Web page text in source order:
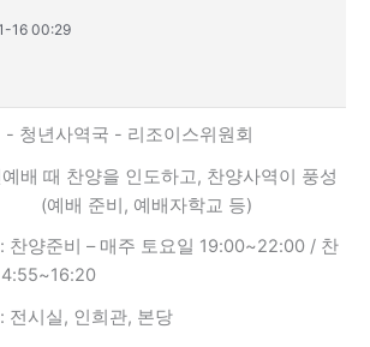
16 00:29
- 청년사역국 - 리조이스위원회
배 때 찬양을 인도하고, 찬양사역이 풍성
(예배 준비, 예배자학교 등)
찬양준비 – 매주 토요일 19:00~22:00 / 찬
전시실, 인희관, 본당